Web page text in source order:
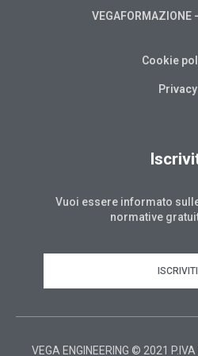
VEGAFORMAZIONE
Cookie
Privacy
Vuoi essere informato
normative
ISCRIVITI
VEGA ENGINEERING © 2021